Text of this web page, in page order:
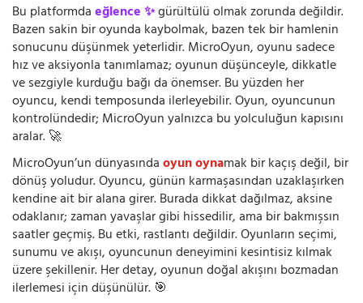
Bu platformdaeğlence ✨gürültülü olmak zorunda değildir.
Bazen sakin bir oyunda kaybolmak, bazen tek bir hamlenin
sonucunu düşünmek yeterlidir. MicroOyun, oyunu sadece
hız ve aksiyonla tanımlamaz; oyunun düşünceyle, dikkatle
ve sezgiyle kurduğu bağı da önemser. Bu yüzden her
oyuncu, kendi temposunda ilerleyebilir. Oyun, oyuncunun
kontrolündedir; MicroOyun yalnızca bu yolculuğun kapısını
aralar. 🚀
MicroOyun’un dünyasındaoyun oynamak bir kaçış değil, bir
dönüş yoludur. Oyuncu, günün karmaşasından uzaklaşırken
kendine ait bir alana girer. Burada dikkat dağılmaz, aksine
odaklanır; zaman yavaşlar gibi hissedilir, ama bir bakmışsın
saatler geçmiş. Bu etki, rastlantı değildir. Oyunların seçimi,
sunumu ve akışı, oyuncunun deneyimini kesintisiz kılmak
üzere şekillenir. Her detay, oyunun doğal akışını bozmadan
ilerlemesi için düşünülür. 🎯